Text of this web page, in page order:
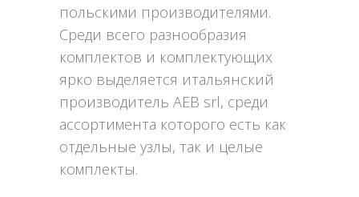
польскими производителями.
Среди всего разнообразия
комплектов и комплектующих
ярко выделяется итальянский
производитель AEB srl, среди
ассортимента которого есть как
отдельные узлы, так и целые
комплекты.